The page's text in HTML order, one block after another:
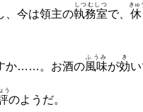
、今は領主の執務室
しつむしつ
で、
きゅ
か……。お酒の風味
ふうみ
が効
き
う
のようだ。